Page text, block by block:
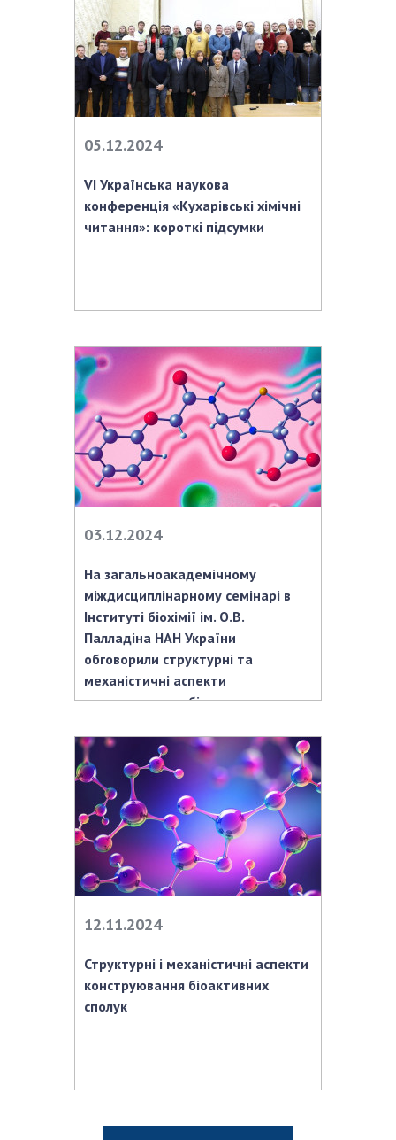
НАУКОВІ ВИДАННЯ
МЕДІА ПРО НАС
АКАДЕМІЯ КОМЕНТУЄ
КОНТАКТИ
ПРОФСПІЛКА НАН УКРАЇНИ
КАБІНЕТ
05.12.2024
VІ Українська наукова
конференція «Кухарівські хімічні
читання»: короткі підсумки
03.12.2024
На загальноакадемічному
міждисциплінарному семінарі в
Інституті біохімії ім. О.В.
Палладіна НАН України
обговорили структурні та
механістичні аспекти
конструювання біоактивних
12.11.2024
Структурні і механістичні аспекти
конструювання біоактивних
сполук